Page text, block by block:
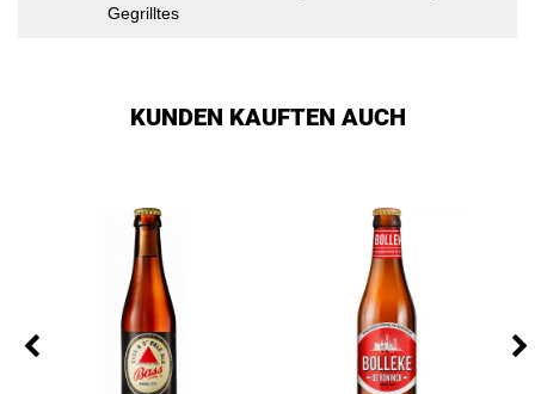
Gegrilltes
KUNDEN KAUFTEN AUCH